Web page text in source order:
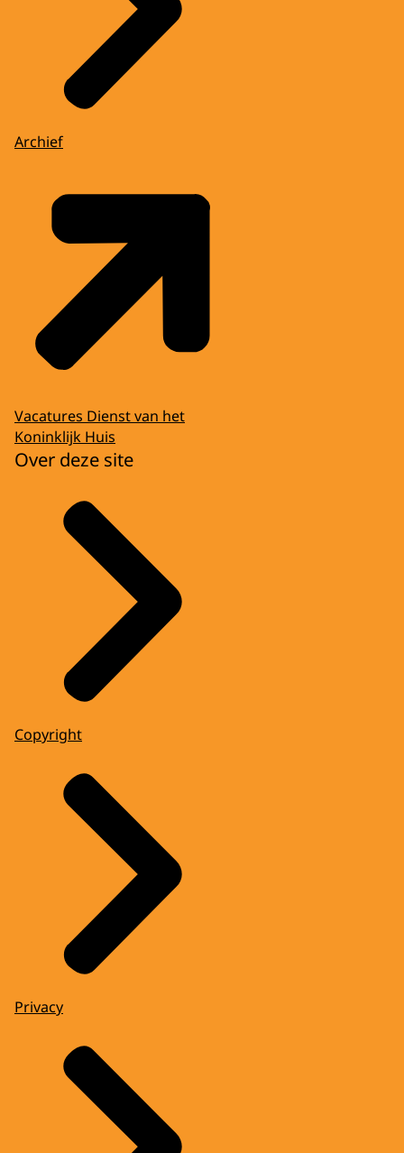
Archief
Vacatures Dienst van het
Koninklijk Huis
Over deze site
Copyright
Privacy